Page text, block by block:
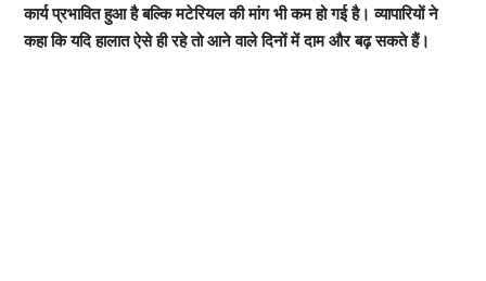
कार्य प्रभावित हुआ है बल्कि मटेरियल की मांग भी कम हो गई है। व्यापारियों ने
कहा कि यदि हालात ऐसे ही रहे तो आने वाले दिनों में दाम और बढ़ सकते हैं।